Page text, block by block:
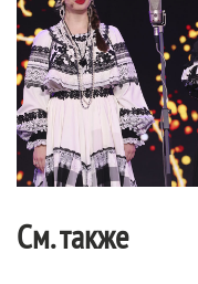
См. также